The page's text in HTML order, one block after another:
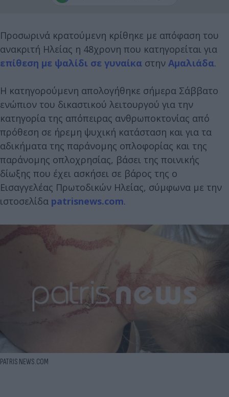
Προσωρινά κρατούμενη κρίθηκε με απόφαση του
ανακριτή Ηλείας η 48χρονη που κατηγορείται για
επίθεση με ψαλίδι σε γυναίκα στην Αμαλιάδα.
H κατηγορούμενη απολογήθηκε σήμερα Σάββατο
ενώπιον του δικαστικού λειτουργού για την
κατηγορία της απόπειρας ανθρωποκτονίας από
πρόθεση σε ήρεμη ψυχική κατάσταση και για τα
αδικήματα της παράνομης οπλοφορίας και της
παράνομης οπλοχρησίας, βάσει της ποινικής
δίωξης που έχει ασκήσει σε βάρος της ο
Εισαγγελέας Πρωτοδικών Ηλείας, σύμφωνα με την
ιστοσελίδα patrisnews.com.
PATRIS NEWS.COM